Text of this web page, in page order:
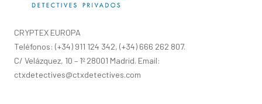
CRYPTEX EUROPA
Teléfonos: (+34) 911 124 342, (+34) 666 262 807.
C/ Velázquez, 10 – 1º 28001 Madrid. Email:
ctxdetectives@ctxdetectives.com